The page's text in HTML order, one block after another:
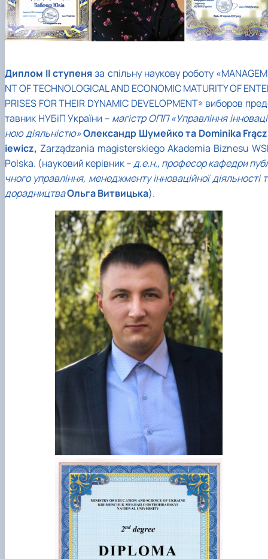
Диплом II ступеняза спільну наукову роботу
NT OF TECHNOLOGICAL AND ECONOMIC MATURITY OF
PRISES FOR THEIR DYNAMIC DEVELOPMENT» виборов
тавник НУБіП України – магістр ОПП «Управління
ною діяльністю»Олександр Шумейкота Dominika
iewicz, Zarządzania magisterskiego Akademia Biznesu
Polska. (науковий керівник –д.е.н., професор кафедри
чного управління, менеджменту інноваційної діяльності
дорадництваОльга Витвицька).